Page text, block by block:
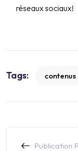
réseaux sociaux!
Tags: contenus
Publication